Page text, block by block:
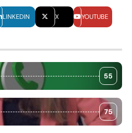
LINKEDIN X YOUTUBE
55
75